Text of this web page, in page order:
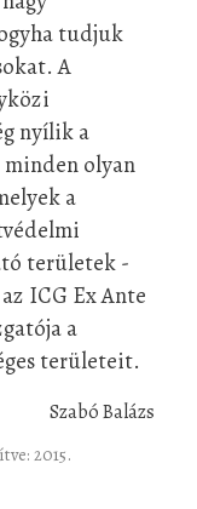
tudjuk
A
nyílik a
olyan
a
területek -
az ICG Ex Ante
a
területeit.
Szabó Balázs
2015.